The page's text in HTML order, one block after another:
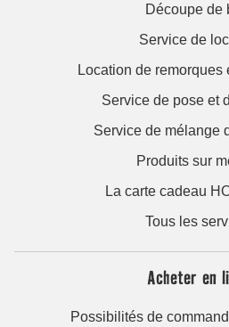
Découpe de
Service de
Location de remorques
Service de pose et
Service de mélange
Produits sur
La carte cadeau
Tous les
Acheter en
Possibilités de